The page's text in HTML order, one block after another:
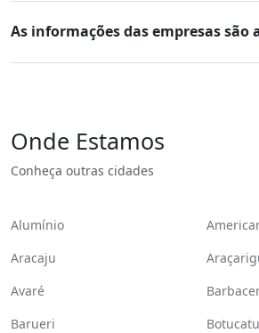
As informações das empresas são
Onde Estamos
Conheça outras cidades
Alumínio
Aracaju
Avaré
Barueri
Botucatu